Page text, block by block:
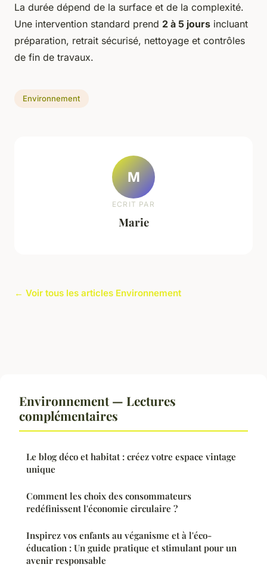
La durée dépend de la surface et de la complexité.
Une intervention standard prend 2 à 5 jours incluant
préparation, retrait sécurisé, nettoyage et contrôles
de fin de travaux.
Environnement
M
ECRIT PAR
Marie
← Voir tous les articles Environnement
Environnement — Lectures
complémentaires
Le blog déco et habitat : créez votre espace vintage
unique
Comment les choix des consommateurs
redéfinissent l'économie circulaire ?
Inspirez vos enfants au véganisme et à l'éco-
éducation : Un guide pratique et stimulant pour un
avenir responsable